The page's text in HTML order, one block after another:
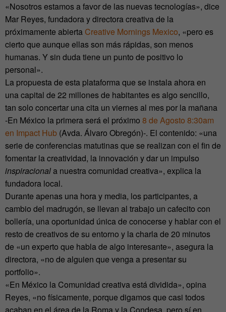
«Nosotros estamos a favor de las nuevas tecnologías», dice
Mar Reyes, fundadora y directora creativa de la
próximamente abierta Creative Mornings Mexico, «pero es
cierto que aunque ellas son más rápidas, son menos
humanas. Y sin duda tiene un punto de positivo lo
personal».
La propuesta de esta plataforma que se instala ahora en
una capital de 22 millones de habitantes es algo sencillo,
tan solo concertar una cita un viernes al mes por la mañana
-En México la primera será el próximo 8 de Agosto 8:30am
en Impact Hub (Avda. Álvaro Obregón)-. El contenido: «una
serie de conferencias matutinas que se realizan con el fin de
fomentar la creatividad, la innovación y dar un impulso
inspiracionala nuestra comunidad creativa», explica la
fundadora local.
Durante apenas una hora y media, los participantes, a
cambio del madrugón, se llevan al trabajo un cafecito con
bollería, una oportunidad única de conocerse y hablar con el
resto de creativos de su entorno y la charla de 20 minutos
de «un experto que habla de algo interesante», asegura la
directora, «no de alguien que venga a presentar su
portfolio».
«En México la Comunidad creativa está dividida», opina
Reyes, «no físicamente, porque digamos que casi todos